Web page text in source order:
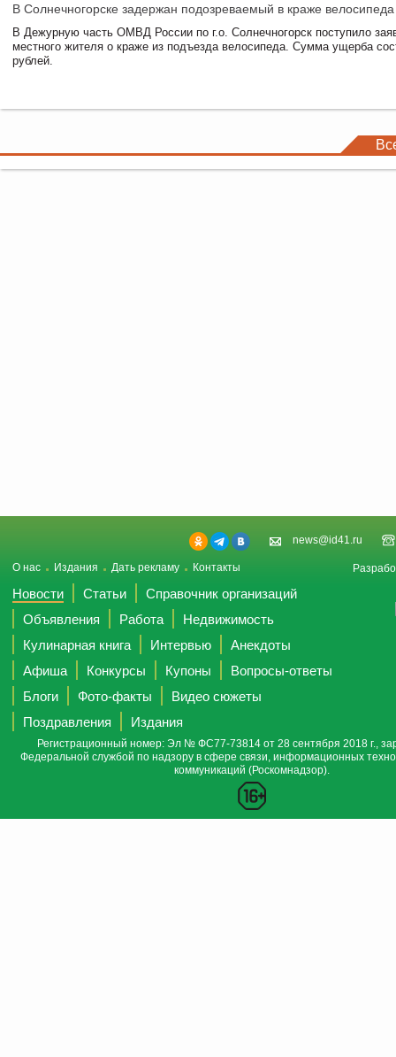
В Солнечногорске задержан подозреваемый в краже велосипеда
В Дежурную часть ОМВД России по г.о. Солнечногорск поступило
местного жителя о краже из подъезда велосипеда. Сумма ущерба
рублей.
news@id41.ru
О нас Издания Дать рекламу Контакты
Новости Статьи
Справочник организаций
Объявления
Работа
Недвижимость
Кулинарная книга
Интервью
Анекдоты
Афиша
Конкурсы Купоны
Вопросы-ответы
Блоги
Фото-факты
Видео сюжеты
Поздравления
Издания
Регистрационный номер: Эл № ФС77-73814 от 28 сентября 2018 г.,
Федеральной службой по надзору в сфере связи, информационных
коммуникаций (Роскомнадзор).